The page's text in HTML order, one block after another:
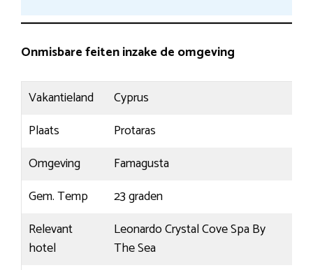
Onmisbare feiten inzake de omgeving
Vakantieland
Cyprus
Plaats
Protaras
Omgeving
Famagusta
Gem. Temp
23 graden
Relevant
hotel
Leonardo Crystal Cove Spa By
The Sea